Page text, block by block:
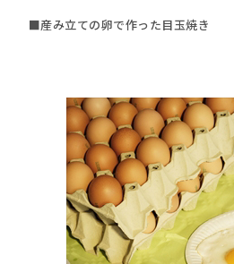
■産み立ての卵で作った目玉焼き